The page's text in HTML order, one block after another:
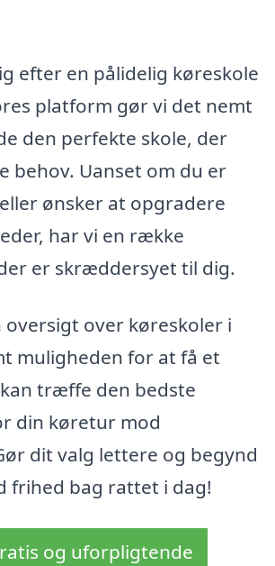
efter en pålidelig køreskole
platform gør vi det nemt
den perfekte skole, der
behov. Uanset om du er
ønsker at opgradere
har vi en række
er skræddersyet til dig.
oversigt over køreskoler i
muligheden for at få et
træffe den bedste
din køretur mod
dit valg lettere og begynd
frihed bag rattet i dag!
og uforpligtende